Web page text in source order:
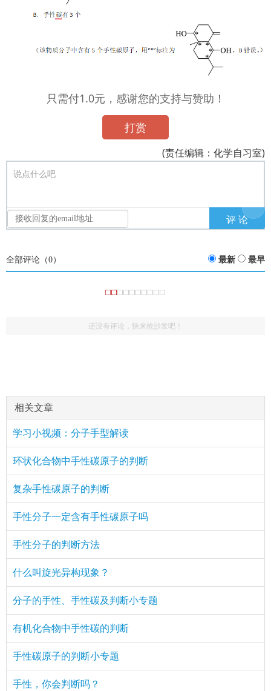
只需付1.0元，感谢您的支持与赞助！
打赏
(责任编辑：化学自习室)
说点什么吧
全部评论（0） 最新 最早
还没有评论，快来抢沙发吧！
相关文章
学习小视频：分子手型解读
环状化合物中手性碳原子的判断
复杂手性碳原子的判断
手性分子一定含有手性碳原子吗
手性分子的判断方法
什么叫旋光异构现象？
分子的手性、手性碳及判断小专题
有机化合物中手性碳的判断
手性碳原子的判断小专题
手性，你会判断吗？